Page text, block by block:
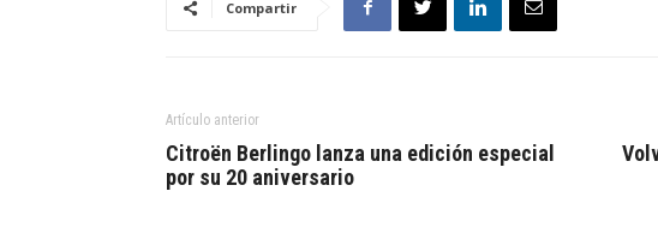
Compartir
Artículo anterior
Citroën Berlingo lanza una edición especial
por su 20 aniversario